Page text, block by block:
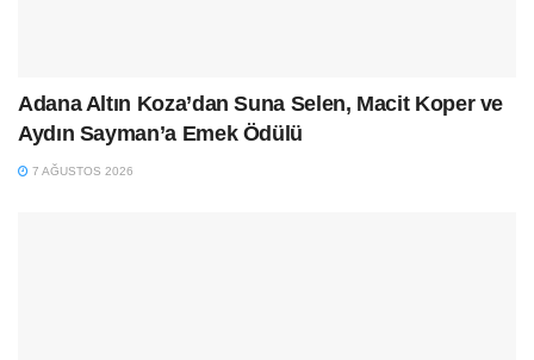
Adana Altın Koza’dan Suna Selen, Macit Koper ve
Aydın Sayman’a Emek Ödülü
7 AĞUSTOS 2026